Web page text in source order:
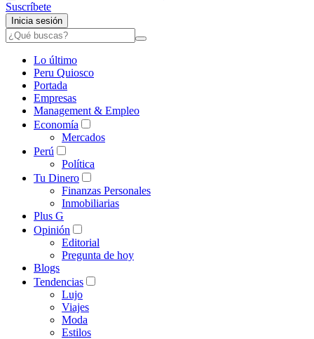
Suscríbete
Inicia sesión
Lo último
Peru Quiosco
Portada
Empresas
Management & Empleo
Economía
Mercados
Perú
Política
Tu Dinero
Finanzas Personales
Inmobiliarias
Plus G
Opinión
Editorial
Pregunta de hoy
Blogs
Tendencias
Lujo
Viajes
Moda
Estilos